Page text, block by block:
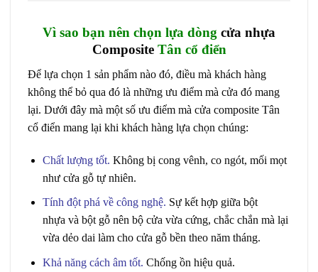
Vì sao bạn nên chọn lựa dòng cửa nhựa
CompositeTân cổ điển
Để lựa chọn 1 sản phẩm nào đó, điều mà khách hàng
không thể bỏ qua đó là những ưu điểm mà cửa đó mang
lại. Dưới đây mà một số ưu điểm mà cửa composite Tân
cổ điển mang lại khi khách hàng lựa chọn chúng:
Chất lượng tốt. Không bị cong vênh, co ngót, mối mọt
như cửa gỗ tự nhiên.
Tính đột phá về công nghệ. Sự kết hợp giữa bột
nhựavà bột gỗnên bộ cửa vừa cứng, chắc chắn mà lại
vừa dẻo dai làm cho cửa gỗ bền theo năm tháng.
Khả năng cách âm tốt. Chống ồn hiệu quả.